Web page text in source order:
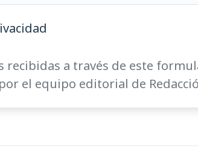
recibidas a través de este
por el equipo editorial de